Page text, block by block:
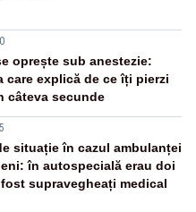
oprește sub anestezie:
care explică de ce îți pierzi
câteva secunde
situație în cazul ambulanței
în autospecială erau doi
supravegheați medical